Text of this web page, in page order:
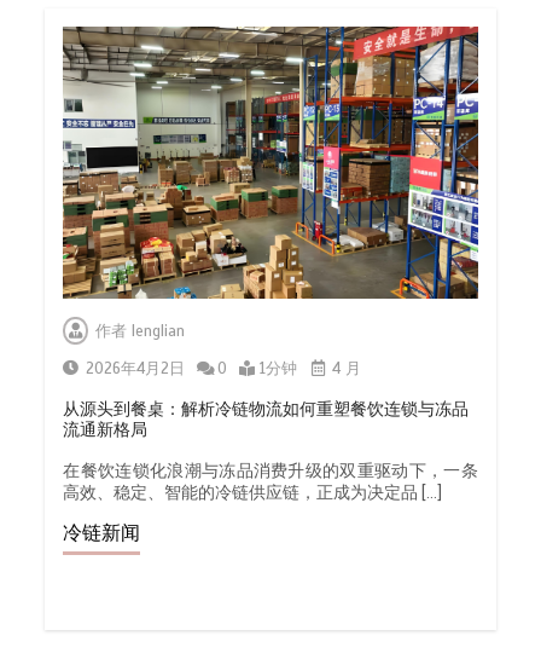
作者lenglian
2026年4月2日
0 1分钟 4 月
从源头到餐桌：解析冷链物流如何重塑餐饮连锁与冻品
流通新格局
在餐饮连锁化浪潮与冻品消费升级的双重驱动下，一条
高效、稳定、智能的冷链供应链，正成为决定品 […]
冷链新闻